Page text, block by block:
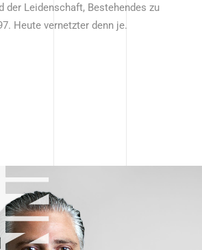
der Leidenschaft, Bestehendes zu
Heute vernetzter denn je.